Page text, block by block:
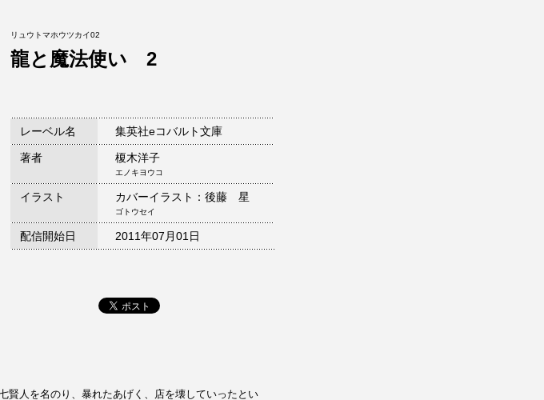
リュウトマホウツカイ02
龍と魔法使い 2
レーベル名 集英社eコバルト文庫
著者 榎木洋子
エノキヨウコ
イラスト カバーイラスト：後藤 星
ゴトウセイ
配信開始日 2011年07月01日
賢人を名のり、暴れたあげく、店を壊していったとい